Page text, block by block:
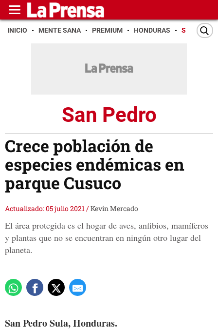
INICIO MENTE SANA PREMIUM HONDURAS SAN PEDRO
San Pedro
Crece población de
especies endémicas en
parque Cusuco
Actualizado: 05 julio 2021/Kevin Mercado
El área protegida es el hogar de aves, anfibios, mamíferos
y plantas que no se encuentran en ningún otro lugar del
planeta.
San Pedro Sula, Honduras.